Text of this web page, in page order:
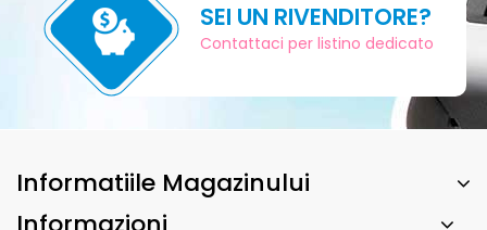
SEI UN RIVENDITORE?
Contattaci per listino dedicato
Informatiile Magazinului